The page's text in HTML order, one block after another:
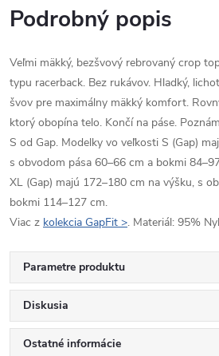
Podrobný popis
Veľmi mäkký, bezšvový rebrovaný crop
typu racerback. Bez rukávov. Hladký,
švov pre maximálny mäkký komfort.
ktorý obopína telo. Končí na páse.
S od Gap. Modelky vo veľkosti S (Gap)
s obvodom pása 60–66 cm a bokmi
XL (Gap) majú 172–180 cm na výšku, s
bokmi 114–127 cm.
Viac z kolekcia GapFit >. Materiál: 95%
Parametre produktu
Diskusia
Ostatné informácie